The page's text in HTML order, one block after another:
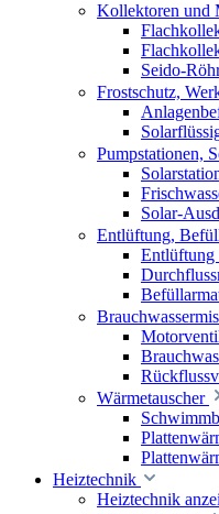
Kollektoren und
Seido-
Frostschutz,
Pumpstationen,
Solar-
Entlüftung,
Entlüftung
Wärmetauscher
Heiztechnik
Heiztechnik